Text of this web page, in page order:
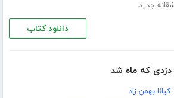
جدید
دانلود کتاب
دزدی که ماه شد
کیانا بهمن زاد